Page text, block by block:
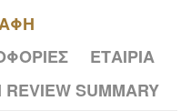
ΕΤΑΙΡΊΑ
REVIEW SUMMARY